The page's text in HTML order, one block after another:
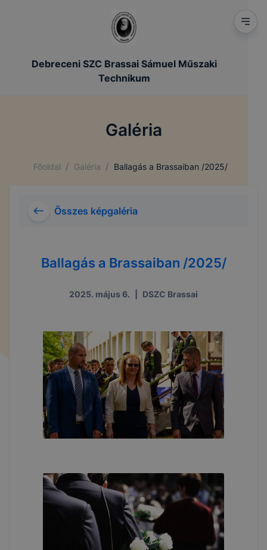
Debreceni SZC Brassai Sámuel Műszaki
Technikum
Galéria
Főoldal / Galéria / Ballagás a Brassaiban /2025/
Összes képgaléria
Ballagás a Brassaiban /2025/
2025. május 6. DSZC Brassai